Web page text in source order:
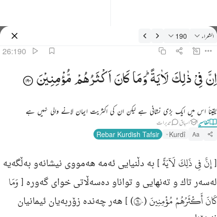
تفسیر: الشعراء 26:190
الشعراء 190
26:190
ان في ذالك لاية وما كان اكثرهم مومنين ١٩٠
إِنَّ فِى ذَٰلِكَ لَـَٔايَةًۭ ۖ وَمَا كَانَ أَكْثَرُهُم مُّؤْمِنِينَ ١٩٠
اِنَّفِیْذٰلِكَلَاٰیَةً ؕوَمَاكَانَاَكْثَرُهُمْمُّؤْمِنِیْنَ
یقیناً اس میں ایک بڑی نشانی ہے لیکن ان کی اکثریت ایمان لانے والی نہیں ہے
تفاسیر اسباق تدبرات
Aa
Kurdî
Rebar Kurdish Tafsir
[إِنَّ فِي ذَلِكَ لَآيَةً] به‌ دڵنیایى ئه‌مه‌ هه‌مووی نیشانه‌و به‌ڵگه‌یه‌
له‌سه‌ر تاك و ته‌نهایى و تواناو ده‌سه‌ڵاتی خوای گه‌وره‌ [ وَمَا
كَانَ أَكْثَرُهُمْ مُؤْمِنِينَ (١٩٠)
] هه‌ر چه‌نده‌ زۆربه‌یان ئیمانیان